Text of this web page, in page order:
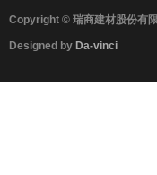
Copyright © 瑞商建材股份有
Designed by Da-vinci